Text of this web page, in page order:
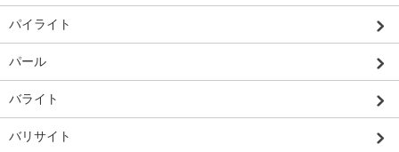
パイライト
パール
バライト
バリサイト